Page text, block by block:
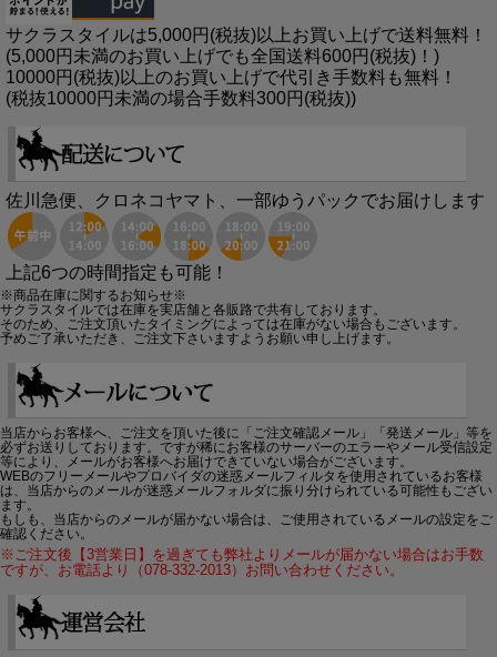
サクラスタイルは5,000円(税抜)以上お買い上げで送料無料！
(5,000円未満のお買い上げでも全国送料600円(税抜)！)
10000円(税抜)以上のお買い上げで代引き手数料も無料！
(税抜10000円未満の場合手数料300円(税抜))
佐川急便、クロネコヤマト、一部ゆうパックでお届けします
上記6つの時間指定も可能！
※商品在庫に関するお知らせ※
サクラスタイルでは在庫を実店舗と各販路で共有しております。
そのため、ご注文頂いたタイミングによっては在庫がない場合もございます。
予めご了承いただき、ご注文下さいますようお願い申し上げます。
当店からお客様へ、ご注文を頂いた後に「ご注文確認メール」「発送メール」等を
必ずお送りしております。ですが稀にお客様のサーバーのエラーやメール受信設定
等により、メールがお客様へお届けできていない場合がございます。
WEBのフリーメールやプロバイダの迷惑メールフィルタを使用されているお客様
は、当店からのメールが迷惑メールフォルダに振り分けられている可能性もござい
ます。
もしも、当店からのメールが届かない場合は、ご使用されているメールの設定をご
確認ください。
※ご注文後【3営業日】を過ぎても弊社よりメールが届かない場合はお手数
ですが、お電話より（078-332-2013）お問い合わせください。